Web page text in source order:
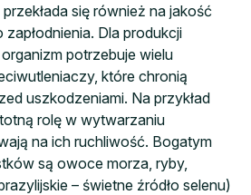
się również na jakość
Dla produkcji
potrzebuje wielu
które chronią
uszkodzeniami. Na przykład
rolę w wytwarzaniu
na ich ruchliwość. Bogatym
są owoce morza, ryby,
– świetne źródło selenu)